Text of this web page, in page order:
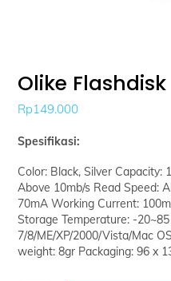
Olike Flashdisk
Rp149.000
Spesifikasi:
Color: Black, Silver Capacity:
Above 10mb/s Read Speed:
70mA Working Current:
Storage Temperature: -
7/8/ME/XP/2000/Vista/Mac
weight: 8gr Packaging: 96 x